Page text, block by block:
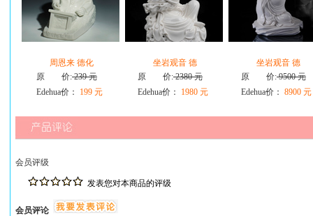
周恩来 德化
原 价:239 元
Edehua价：
199 元
坐岩观音 德
原 价:2380 元
Edehua价：
1980 元
坐岩观音 德
原 价:9500 元
Edehua价： 8900 元
会员评级
发表您对本商品的评级
会员评论